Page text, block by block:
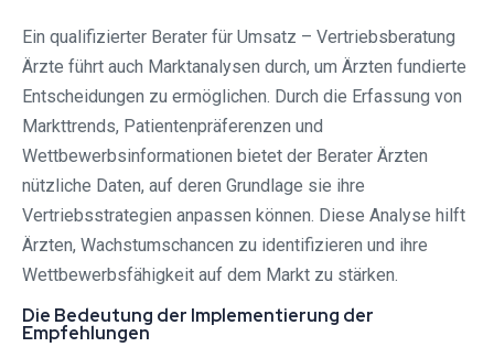
Ein qualifizierter Berater für Umsatz – Vertriebsberatung
Ärzte führt auch Marktanalysen durch, um Ärzten fundierte
Entscheidungen zu ermöglichen. Durch die Erfassung von
Markttrends, Patientenpräferenzen und
Wettbewerbsinformationen bietet der Berater Ärzten
nützliche Daten, auf deren Grundlage sie ihre
Vertriebsstrategien anpassen können. Diese Analyse hilft
Ärzten, Wachstumschancen zu identifizieren und ihre
Wettbewerbsfähigkeit auf dem Markt zu stärken.
Die Bedeutung der Implementierung der
Empfehlungen